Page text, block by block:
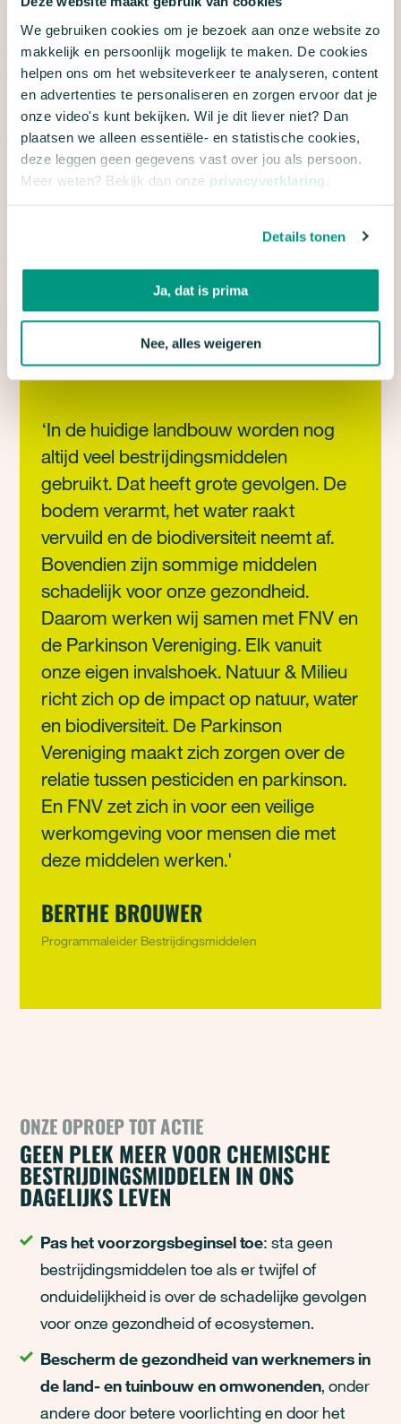
We gebruiken cookies om je bezoek aan onze website zo
makkelijk en persoonlijk mogelijk te maken. De cookies
helpen ons om het websiteverkeer te analyseren, content
en advertenties te personaliseren en zorgen ervoor dat je
onze video's kunt bekijken. Wil je dit liever niet? Dan
plaatsen we alleen essentiële- en statistische cookies,
deze leggen geen gegevens vast over jou als persoon.
Meer weten? Bekijk dan onze privacyverklaring
Details tonen
Ja, dat is prima
Nee, alles weigeren
‘In de huidige landbouw worden nog
altijd veel bestrijdingsmiddelen
gebruikt. Dat heeft grote gevolgen. De
bodem verarmt, het water raakt
vervuild en de biodiversiteit neemt af.
Bovendien zijn sommige middelen
schadelijk voor onze gezondheid.
Daarom werken wij samen met FNV en
de Parkinson Vereniging. Elk vanuit
onze eigen invalshoek. Natuur & Milieu
richt zich op de impact op natuur, water
en biodiversiteit. De Parkinson
Vereniging maakt zich zorgen over de
relatie tussen pesticiden en parkinson.
En FNV zet zich in voor een veilige
werkomgeving voor mensen die met
deze middelen werken.'
BERTHE BROUWER
Programmaleider Bestrijdingsmiddelen
ONZE OPROEP TOT ACTIE
GEEN PLEK MEER VOOR CHEMISCHE
BESTRIJDINGSMIDDELEN IN ONS
DAGELIJKS LEVEN
Pas het voorzorgsbeginsel toe: sta geen
bestrijdingsmiddelen toe als er twijfel of
onduidelijkheid is over de schadelijke gevolgen
voor onze gezondheid of ecosystemen.
Bescherm de gezondheid van werknemers in
de land- en tuinbouw en omwonenden, onder
andere door betere voorlichting en door het